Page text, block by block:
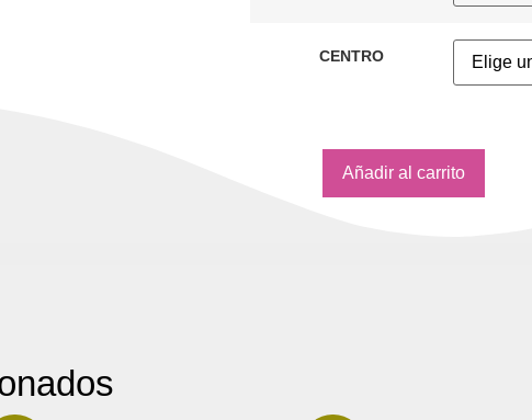
CENTRO
Añadir al carrito